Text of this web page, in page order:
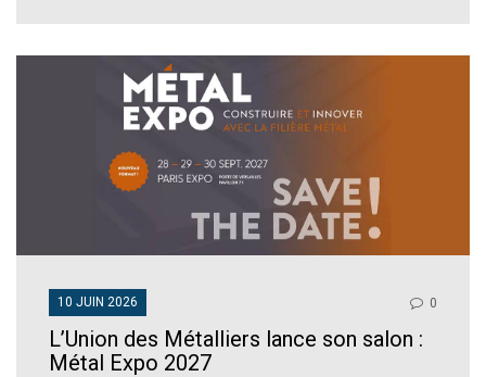
10 JUIN 2026 0
L’Union des Métalliers lance son salon :
Métal Expo 2027